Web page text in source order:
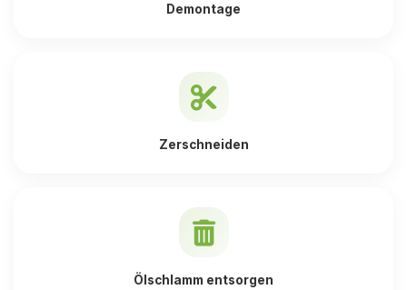
Demontage
Zerschneiden
Ölschlamm entsorgen